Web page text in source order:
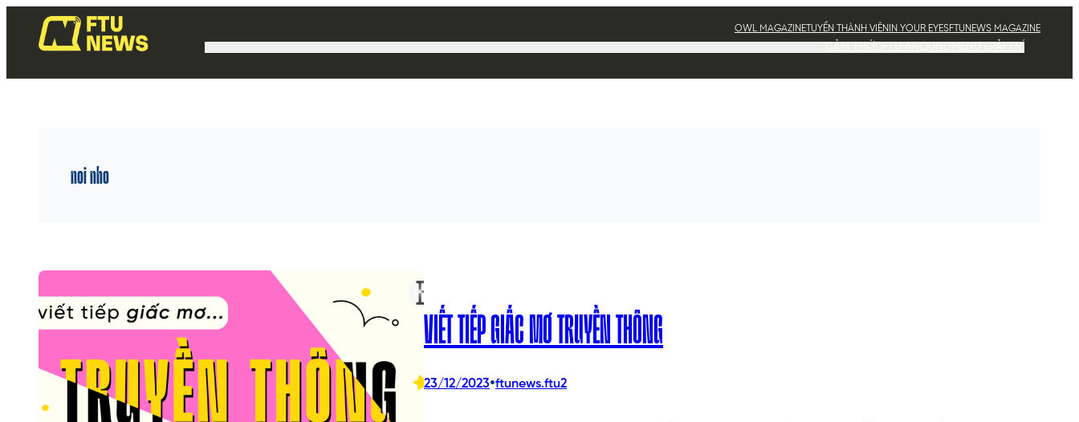
OWL MAGAZINETUYỂN THÀNH VIÊN IN YOUR EYESFTUNEWS MAGAZINE
noi nho
VIẾT TIẾP GIẤC MƠ TRUYỀN THÔNG
23/12/2023•ftunews.ftu2